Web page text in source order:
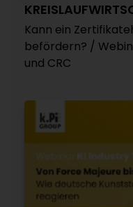
Kann ein
befördern? /
und CRC